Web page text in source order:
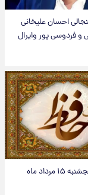
احسان علیخانی
و فردوسی پور وایرال
فال حافظ پنجشنبه ۱۵ مرداد ماه